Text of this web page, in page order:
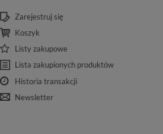
Zarejestruj się
Koszyk
Listy zakupowe
Lista zakupionych produktów
Historia transakcji
Newsletter